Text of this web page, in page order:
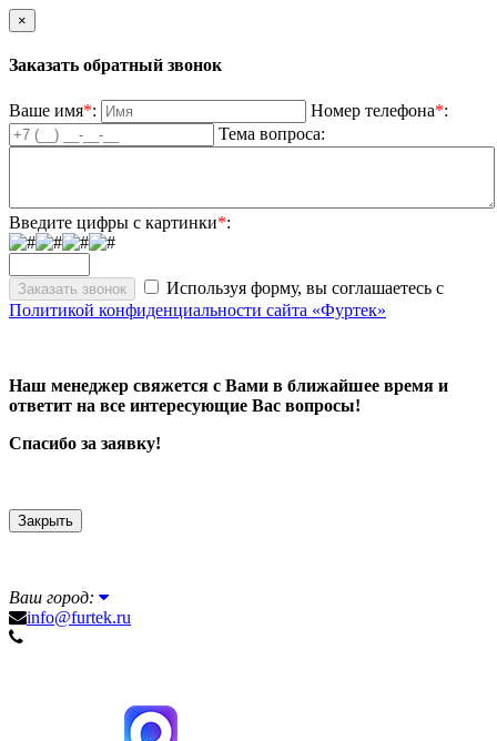
×
Заказать обратный звонок
Ваше имя*: Номер телефона*:
Тема вопроса:
Введите цифры с картинки*:
Используя форму, вы соглашаетесь с
Политикой конфиденциальности сайта «Фуртек»
Наш менеджер свяжется с Вами в ближайшее время и
ответит на все интересующие Вас вопросы!
Спасибо за заявку!
Закрыть
Ваш город:
info@furtek.ru